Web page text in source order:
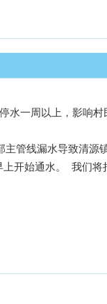
开始通水。  我们将